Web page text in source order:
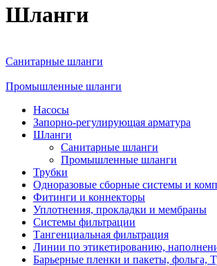
Шланги
Санитарные шланги
Промышленные шланги
Насосы
Запорно-регулирующая арматура
Шланги
Санитарные шланги
Промышленные шланги
Трубки
Одноразовые сборные системы и
Фитинги и коннекторы
Уплотнения, прокладки и мембраны
Системы фильтрации
Тангенциальная фильтрация
Линии по этикетированию,
Барьерные пленки и пакеты, фольга,